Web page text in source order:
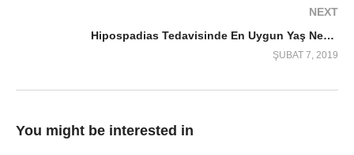
NEXT
Hipospadias Tedavisinde En Uygun Yaş Nedir ?
ŞUBAT 7, 2019
You might be interested in